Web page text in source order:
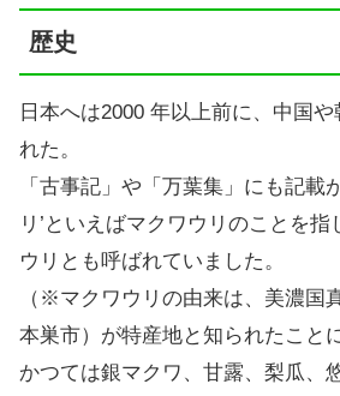
歴史
日本へは2000 年以上前に、中国
れた。
「古事記」や「万葉集」にも記載
リ’といえばマクワウリのことを
ウリとも呼ばれていました。
（※マクワウリの由来は、美濃国
本巣市）が特産地と知られたこと
かつては銀マクワ、甘露、梨瓜、